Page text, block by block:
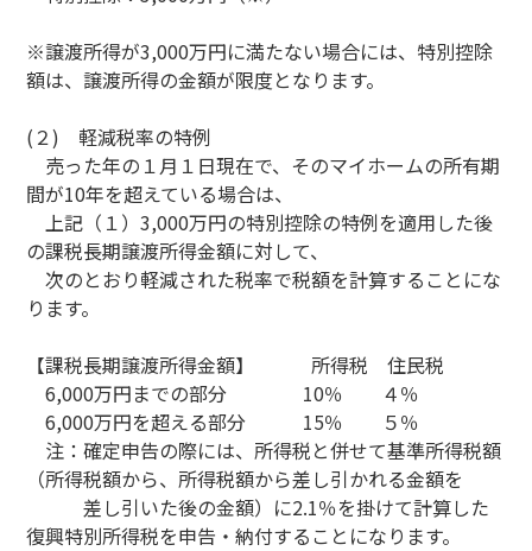
※譲渡所得が3,000万円に満たない場合には、特別控除
額は、譲渡所得の金額が限度となります。
(２) 軽減税率の特例
売った年の１月１日現在で、そのマイホームの所有期
間が10年を超えている場合は、
上記（１）3,000万円の特別控除の特例を適用した後
の課税長期譲渡所得金額に対して、
次のとおり軽減された税率で税額を計算することにな
ります。
【課税長期譲渡所得金額】
所得税 住民税
6,000万円までの部分 10％ ４％
6,000万円を超える部分 15％ ５％
注：確定申告の際には、所得税と併せて基準所得税額
（所得税額から、所得税額から差し引かれる金額を
差し引いた後の金額）に2.1％を掛けて計算した
復興特別所得税を申告・納付することになります。